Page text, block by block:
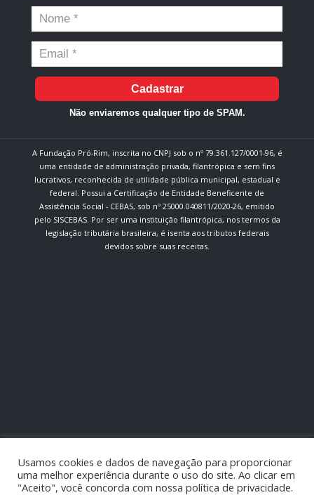
Cadastrar
Não enviaremos qualquer tipo de SPAM.
A Fundação Pró-Rim, inscrita no CNPJ sob o nº 79.361.127/0001-96, é
uma entidade de administração privada, filantrópica e sem fins
lucrativos, reconhecida de utilidade pública municipal, estadual e
federal. Possui a Certificação de Entidade Beneficente de
Assistência Social - CEBAS, sob nº 25000.040811/2020-26, emitido
pelo SISCEBAS. Por ser uma instituição filantrópica, nos termos da
legislação tributária brasileira, é isenta aos tributos federais
devidos sobre suas receitas.
Usamos cookies e dados de navegação para proporcionar
uma melhor experiência durante o uso do site. Ao clicar em
"Aceito", você concorda com nossa política de privacidade.